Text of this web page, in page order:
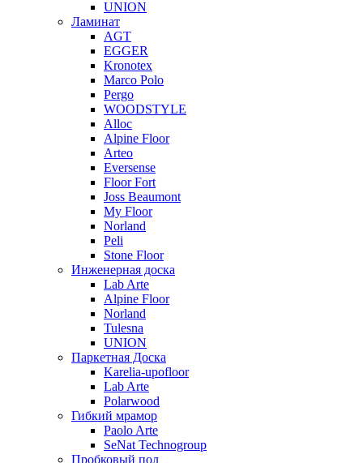
UNION
Ламинат
AGT
EGGER
Kronotex
Marco Polo
Pergo
WOODSTYLE
Alloc
Alpine Floor
Arteo
Eversense
Floor Fort
Joss Beaumont
My Floor
Norland
Peli
Stone Floor
Инженерная доска
Lab Arte
Alpine Floor
Norland
Tulesna
UNION
Паркетная Доска
Karelia-upofloor
Lab Arte
Polarwood
Гибкий мрамор
Paolo Arte
SeNat Technogroup
Пробковый пол